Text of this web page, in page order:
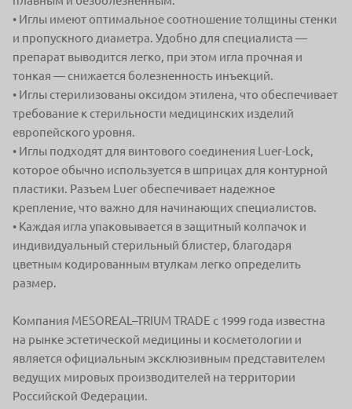
• Иглы имеют оптимальное соотношение толщины стенки
и пропускного диаметра. Удобно для специалиста —
препарат выводится легко, при этом игла прочная и
тонкая — снижается болезненность инъекций.
• Иглы стерилизованы оксидом этилена, что обеспечивает
требование к стерильности медицинских изделий
европейского уровня.
• Иглы подходят для винтового соединения Luer-Lock,
которое обычно используется в шприцах для контурной
пластики. Разъем Luer обеспечивает надежное
крепление, что важно для начинающих специалистов.
• Каждая игла упаковывается в защитный колпачок и
индивидуальный стерильный блистер, благодаря
цветным кодированным втулкам легко определить
размер.
Компания MESOREAL–TRIUM TRADE с 1999 года известна
на рынке эстетической медицины и косметологии и
является официальным эксклюзивным представителем
ведущих мировых производителей на территории
Российской Федерации.